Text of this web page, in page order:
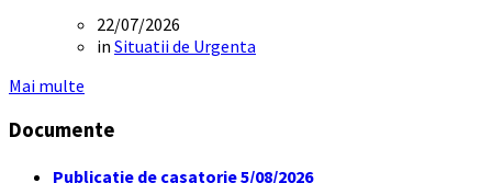
22/07/2026
in Situatii de Urgenta
Mai multe
Documente
Publicatie de casatorie 5/08/2026